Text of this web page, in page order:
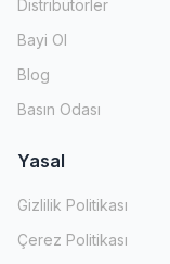
Distribütörler
Bayi Ol
Blog
Basın Odası
Yasal
Gizlilik Politikası
Çerez Politikası